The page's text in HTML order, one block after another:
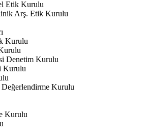
Etik Kurulu
Arş. Etik Kurulu
Kurulu
Denetim Kurulu
Kurulu
Değerlendirme Kurulu
Kurulu